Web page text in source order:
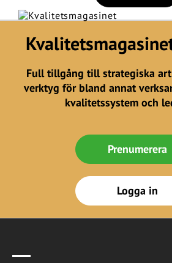
Full tillgång till strategiska
verktyg för bland annat
kvalitetssystem och
Prenumerera
Logga in